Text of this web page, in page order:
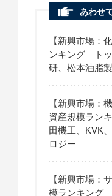
あわせ
【新興市場：
ンキング ト
研、松本油脂
【新興市場：
資産規模ラン
田機工、KVK
ロジー
【新興市場：
模ランキング